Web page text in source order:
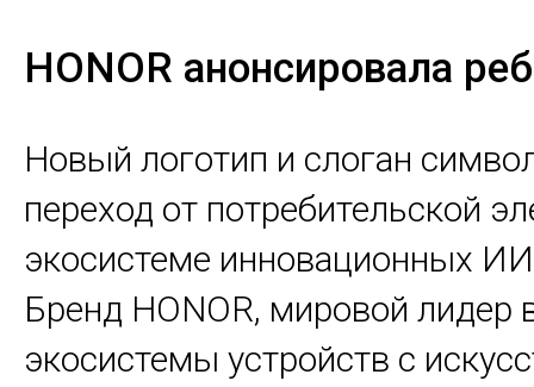
HONOR анонсировала
Новый логотип и слоган
переход от потребительской
экосистеме инновационных
Бренд HONOR, мировой лидер
экосистемы устройств с